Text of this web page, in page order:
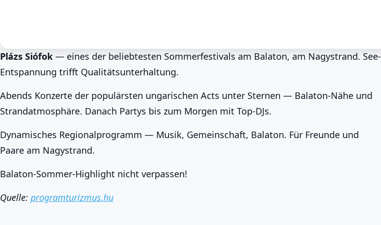
Events & Festivals Frühling am Balaton Siófok
Plázs Siófok: Konzerte und Partys unter
Sternen am Balaton
Plázs Siófok — eines der beliebtesten Sommerfestivals am Balaton, am Nagystrand. See-
Entspannung trifft Qualitätsunterhaltung.
Abends Konzerte der populärsten ungarischen Acts unter Sternen — Balaton-Nähe und
Strandatmosphäre. Danach Partys bis zum Morgen mit Top-DJs.
Dynamisches Regionalprogramm — Musik, Gemeinschaft, Balaton. Für Freunde und
Paare am Nagystrand.
Balaton-Sommer-Highlight nicht verpassen!
Quelle: programturizmus.hu